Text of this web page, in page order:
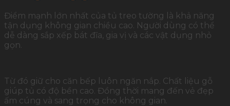
Điểm mạnh lớn nhất của tủ treo tường là khả năng
tận dụng không gian chiều cao. Người dùng có thể
dễ dàng sắp xếp bát đĩa, gia vị và các vật dụng nhỏ
gọn.
Từ đó giữ cho căn bếp luôn ngăn nắp. Chất liệu gỗ
giúp tủ có độ bền cao. Đồng thời mang đến vẻ đẹp
ấm cúng và sang trọng cho không gian.